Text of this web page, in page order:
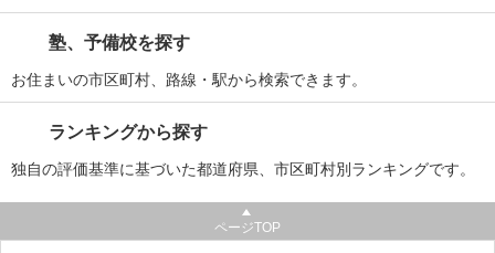
塾、予備校を探す
お住まいの市区町村、路線・駅から検索できます。
ランキングから探す
独自の評価基準に基づいた都道府県、市区町村別ランキングです。
ページTOP